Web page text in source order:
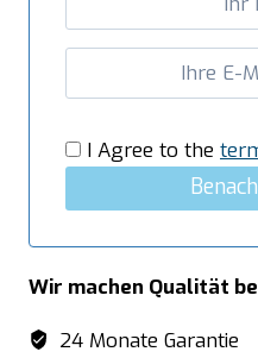
I Agree to the
Wir machen Qualität
24 Monate Garantie